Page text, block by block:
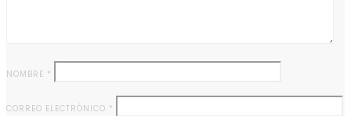
NOMBRE *
CORREO ELECTRÓNICO *